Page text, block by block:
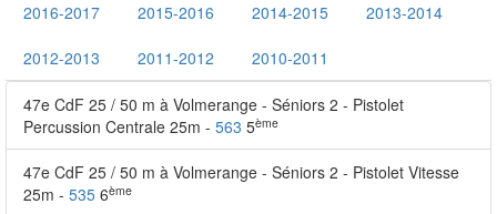
2016-2017 2015-2016 2014-2015 2013-2014
2012-2013 2011-2012 2010-2011
47e CdF 25 / 50 m à Volmerange - Séniors 2 - Pistolet
Percussion Centrale 25m - 563 5ème
47e CdF 25 / 50 m à Volmerange - Séniors 2 - Pistolet Vitesse
25m - 535 6ème